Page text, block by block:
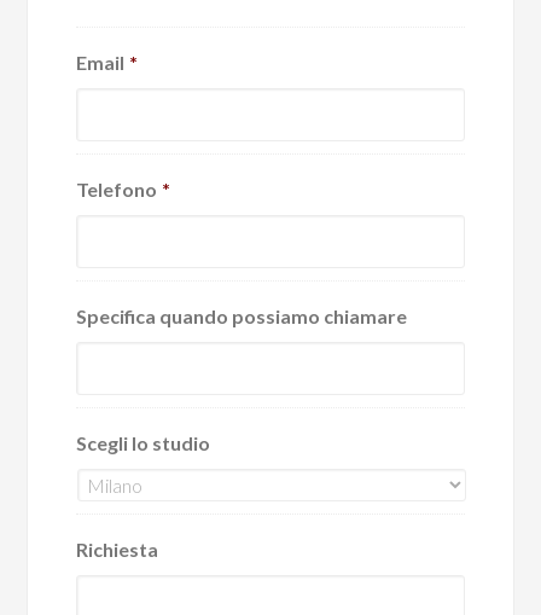
Email *
Telefono *
Specifica quando possiamo chiamare
Scegli lo studio
Richiesta